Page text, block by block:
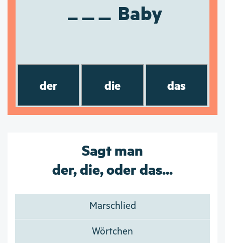
Baby
der die das
Sagt man
der, die, oder das...
Marschlied
Wörtchen